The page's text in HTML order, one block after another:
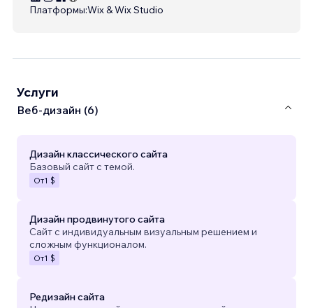
Платформы:Wix & Wix Studio
Услуги
Веб-дизайн (6)
Дизайн классического сайта
Базовый сайт с темой.
От1 $
Дизайн продвинутого сайта
Сайт с индивидуальным визуальным решением и
сложным функционалом.
От1 $
Редизайн сайта